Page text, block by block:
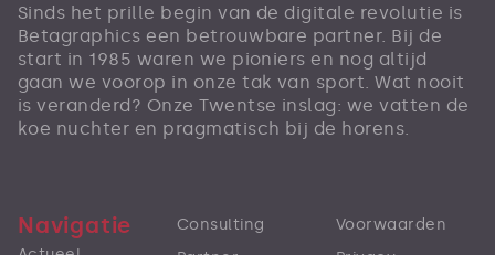
Sinds het prille begin van de digitale revolutie is
Betagraphics een betrouwbare partner. Bij de
start in 1985 waren we pioniers en nog altijd
gaan we voorop in onze tak van sport. Wat nooit
is veranderd? Onze Twentse inslag: we vatten de
koe nuchter en pragmatisch bij de horens.
Navigatie
Consulting
Voorwaarden